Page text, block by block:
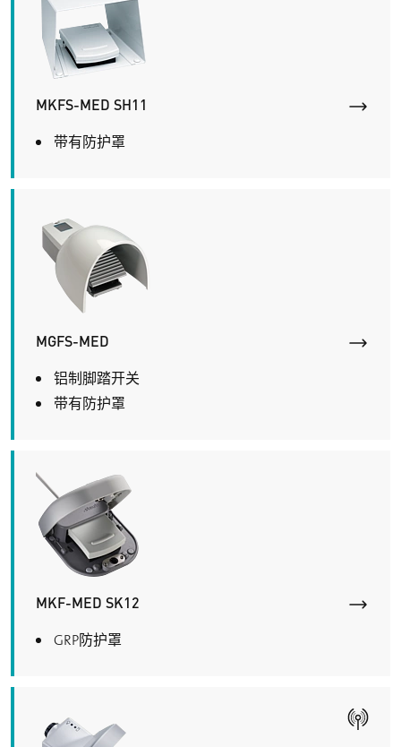
MKFS-MED SH11
带有防护罩
MGFS-MED
铝制脚踏开关
带有防护罩
MKF-MED SK12
GRP防护罩